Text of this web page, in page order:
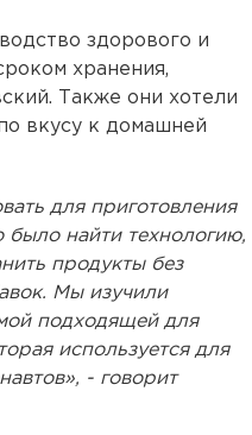
здорового и
хранения,
Также они хотели
вкусу к домашней
для приготовления
было найти технологию,
продукты без
Мы изучили
подходящей для
используется для
- говорит